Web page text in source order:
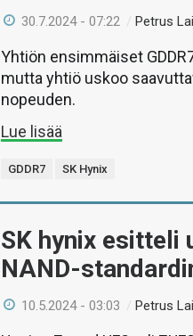
30.7.2024 - 07:22 /Petrus
Yhtiön ensimmäiset
mutta yhtiö uskoo
nopeuden.
Lue lisää
GDDR7 SK Hynix
SK hynix esitteli
NAND-
10.5.2024 - 03:03 /Petrus